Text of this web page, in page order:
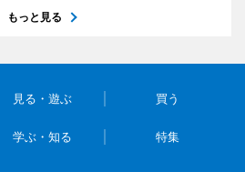
もっと見る
見る・遊ぶ 買う
学ぶ・知る 特集